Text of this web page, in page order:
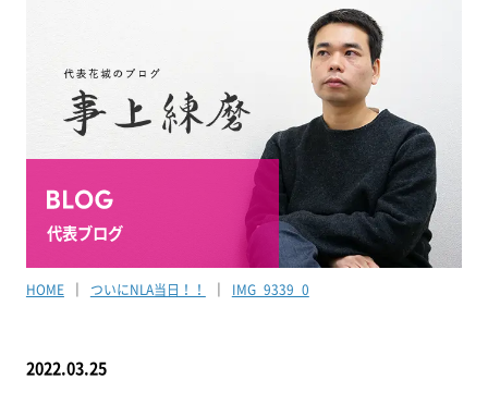
代表ブログ
HOME ついにNLA当日！！ IMG_9339_0
2022.03.25